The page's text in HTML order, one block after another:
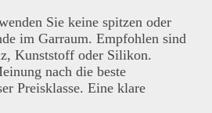
Sie keine spitzen oder
im Garraum. Empfohlen sind
Kunststoff oder Silikon.
nach die beste
Preisklasse. Eine klare